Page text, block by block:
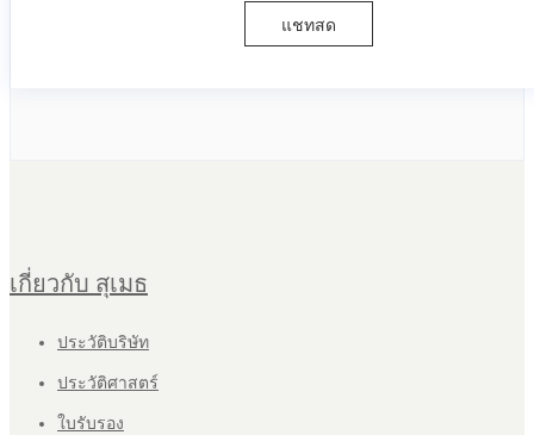
แชทสด
เกี่ยวกับ สุเมธ
ประวัติบริษัท
ประวัติศาสตร์
ใบรับรอง